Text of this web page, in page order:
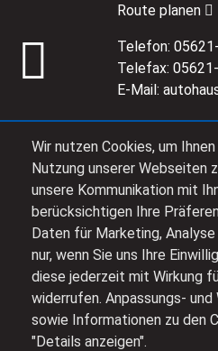
Wir nutzen Cookies, um
Nutzung unserer Webseiten
unsere Kommunikation mit
berücksichtigen Ihre
Daten für Marketing,
nur, wenn Sie uns Ihre
diese jederzeit mit Wirkung
widerrufen. Anpassungs-
sowie Informationen zu den
"Details anzeigen".
Route planen
Telefon:
Telefax:
E-Mail:
Alle
Datenschutz